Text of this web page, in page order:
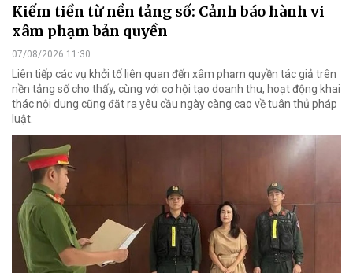
Kiếm tiền từ nền tảng số: Cảnh báo hành vi
xâm phạm bản quyền
07/08/2026 11:30
Liên tiếp các vụ khởi tố liên quan đến xâm phạm quyền tác giả trên
nền tảng số cho thấy, cùng với cơ hội tạo doanh thu, hoạt động khai
thác nội dung cũng đặt ra yêu cầu ngày càng cao về tuân thủ pháp
luật.